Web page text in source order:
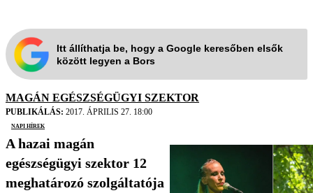
Itt állíthatja be, hogy a Google keresőben elsők
között legyen a Bors
MAGÁN EGÉSZSÉGÜGYI SZEKTOR
PUBLIKÁLÁS: 2017. ÁPRILIS 27. 18:00
Napi Hírek
A hazai magán
egészségügyi szektor 12
meghatározó szolgáltatója